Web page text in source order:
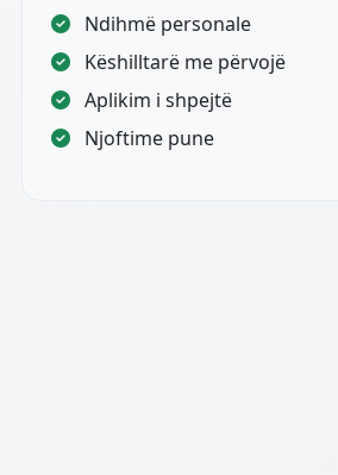
Ndihmë personale
Këshilltarë me përvojë
Aplikim i shpejtë
Njoftime pune